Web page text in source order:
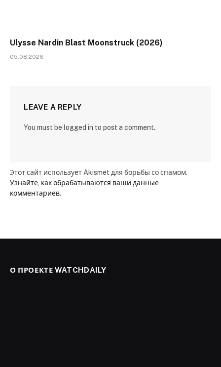
Ulysse Nardin Blast Moonstruck (2026)
05.08.2026
LEAVE A REPLY
You must be logged in to post a comment.
Этот сайт использует Akismet для борьбы со спамом.
Узнайте, как обрабатываются ваши данные
комментариев.
О ПРОЕКТЕ WATCHDAILY